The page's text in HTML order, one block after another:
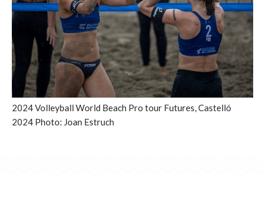
2024 Volleyball World Beach Pro tour Futures, Castelló
2024 Photo: Joan Estruch